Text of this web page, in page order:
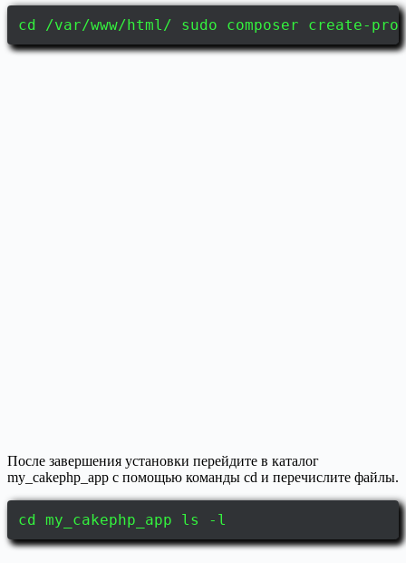
cd /var/www/html/ sudo composer create-
После завершения установки перейдите в каталог
my_cakephp_app с помощью команды cd и перечислите файлы.
cd my_cakephp_app ls -l